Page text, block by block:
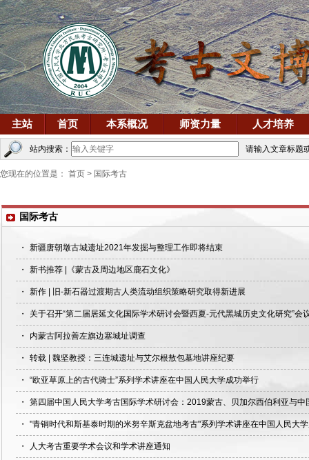
主站 首页 本系概况 师资力量 人才培养
站内搜索： 请输入文章标题
您现在的位置是： 首页 > 国际考古
国际考古
・ 新疆唐朝墩古城遗址2021年发掘与整理工作即将结束
・ 新书推荐 |《蒙古及周边地区鹿石文化》
・ 新作 | 旧-新石器过渡期古人类流动组织策略研究取得新进展
・ 关于召开“第二届居延文化国际学术研讨会暨西夏-元代黑城历史文化研究”会
・ 内蒙古阿拉善左旗边塞城址调查
・ 转载 | 魏坚教授：三连城遗址与艾尔根敖包墓地讲座纪要
・ “欧亚草原上的古代骑士”系列学术讲座在中国人民大学成功举行
・ 第四届中国人民大学考古国际学术研讨会：2019蒙古、贝加尔西伯利亚与中
・ "青铜时代和斯基泰时期的米努辛斯克盆地考古"系列学术讲座在中国人民大
・ 人大考古重要学术会议和学术讲座通知